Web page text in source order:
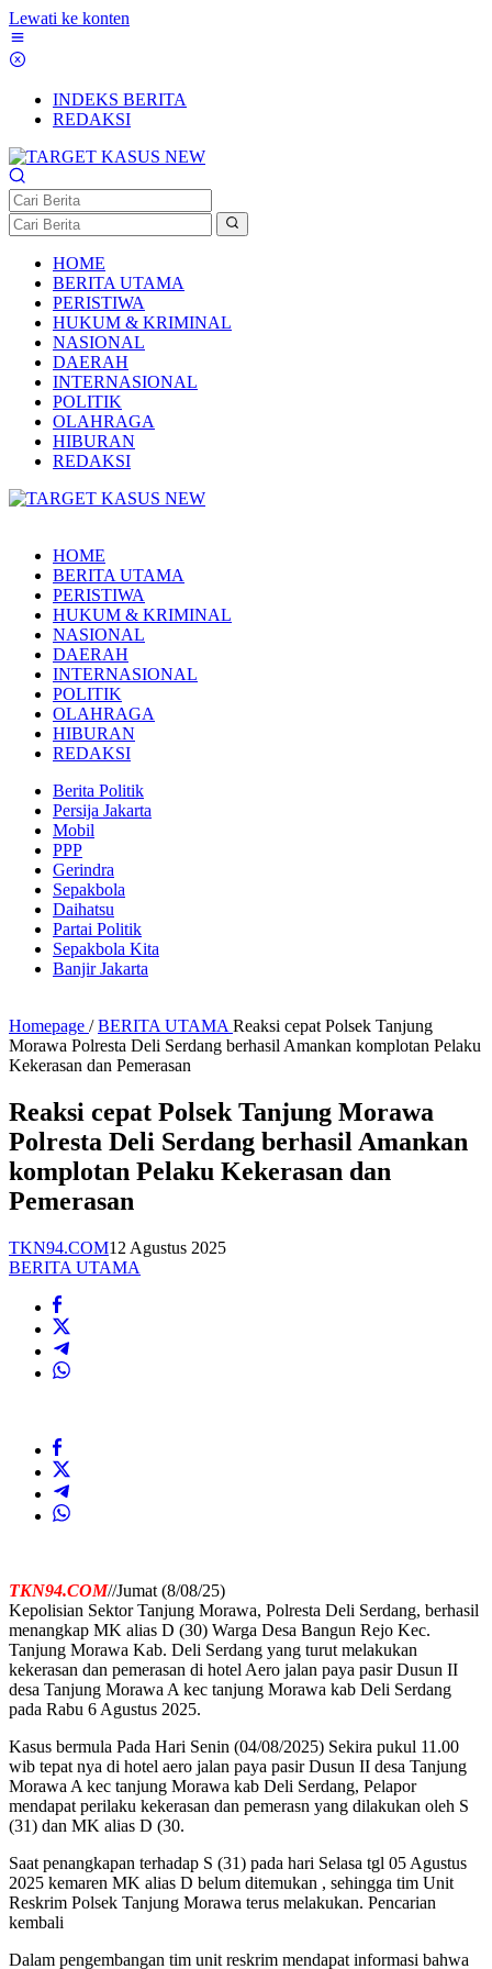
Lewati ke konten
INDEKS BERITA
REDAKSI
HOME
BERITA UTAMA
PERISTIWA
HUKUM & KRIMINAL
NASIONAL
DAERAH
INTERNASIONAL
POLITIK
OLAHRAGA
HIBURAN
REDAKSI
HOME
BERITA UTAMA
PERISTIWA
HUKUM & KRIMINAL
NASIONAL
DAERAH
INTERNASIONAL
POLITIK
OLAHRAGA
HIBURAN
REDAKSI
Berita Politik
Persija Jakarta
Mobil
PPP
Gerindra
Sepakbola
Daihatsu
Partai Politik
Sepakbola Kita
Banjir Jakarta
Homepage / BERITA UTAMA Reaksi cepat Polsek Tanjung
Morawa Polresta Deli Serdang berhasil Amankan komplotan Pelaku
Kekerasan dan Pemerasan
Reaksi cepat Polsek Tanjung Morawa
Polresta Deli Serdang berhasil Amankan
komplotan Pelaku Kekerasan dan
Pemerasan
TKN94.COM12 Agustus 2025
BERITA UTAMA
TKN94.COM//Jumat (8/08/25)
Kepolisian Sektor Tanjung Morawa, Polresta Deli Serdang, berhasil
menangkap MK alias D (30) Warga Desa Bangun Rejo Kec.
Tanjung Morawa Kab. Deli Serdang yang turut melakukan
kekerasan dan pemerasan di hotel Aero jalan paya pasir Dusun II
desa Tanjung Morawa A kec tanjung Morawa kab Deli Serdang
pada Rabu 6 Agustus 2025.
Kasus bermula Pada Hari Senin (04/08/2025) Sekira pukul 11.00
wib tepat nya di hotel aero jalan paya pasir Dusun II desa Tanjung
Morawa A kec tanjung Morawa kab Deli Serdang, Pelapor
mendapat perilaku kekerasan dan pemerasn yang dilakukan oleh S
(31) dan MK alias D (30.
Saat penangkapan terhadap S (31) pada hari Selasa tgl 05 Agustus
2025 kemaren MK alias D belum ditemukan , sehingga tim Unit
Reskrim Polsek Tanjung Morawa terus melakukan. Pencarian
kembali
Dalam pengembangan tim unit reskrim mendapat informasi bahwa